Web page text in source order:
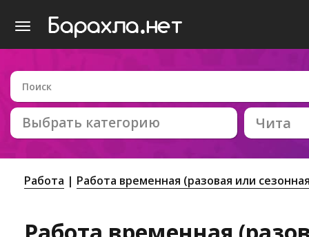
Выбрать категорию Чита
Работа Работа временная (разовая или